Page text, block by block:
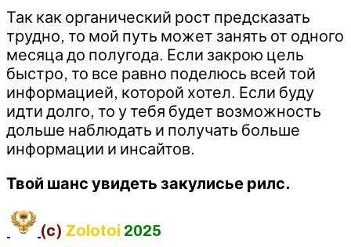
Так как органический рост предсказать
трудно, то мой путь может занять от одного
месяца до полугода. Если закрою цель
быстро, то все равно поделюсь всей той
информацией, которой хотел. Если буду
идти долго, то у тебя будет возможность
дольше наблюдать и получать больше
информации и инсайтов.
Твой шанс увидеть закулисье рилс.
(c) Zolotoi 2025